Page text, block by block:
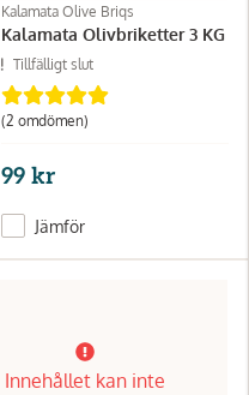
Kalamata Olive Briqs
Kalamata Olivbriketter 3 KG
Tillfälligt slut
(2 omdömen)
99 kr
Jämför
Innehållet kan inte